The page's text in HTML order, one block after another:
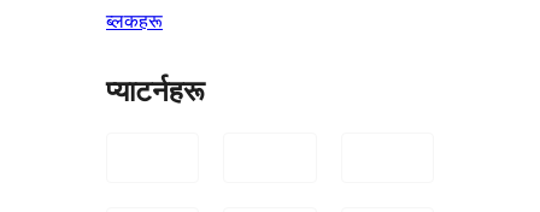
ब्लकहरू
प्याटर्नहरू